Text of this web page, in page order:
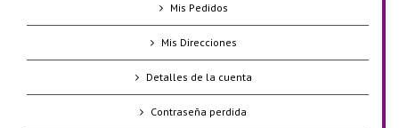
Mis Pedidos
Mis Direcciones
Detalles de la cuenta
Contraseña perdida